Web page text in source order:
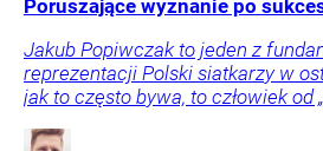
Poruszające wyznanie po
Jakub Popiwczak to jeden z
reprezentacji Polski siatkarzy w
jak to często bywa, to człowiek od